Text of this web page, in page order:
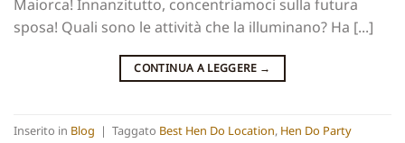
Maiorca! Innanzitutto, concentriamoci sulla futura
sposa! Quali sono le attività che la illuminano? Ha [...]
CONTINUA A LEGGERE →
Inserito in Blog | Taggato Best Hen Do Location, Hen Do Party